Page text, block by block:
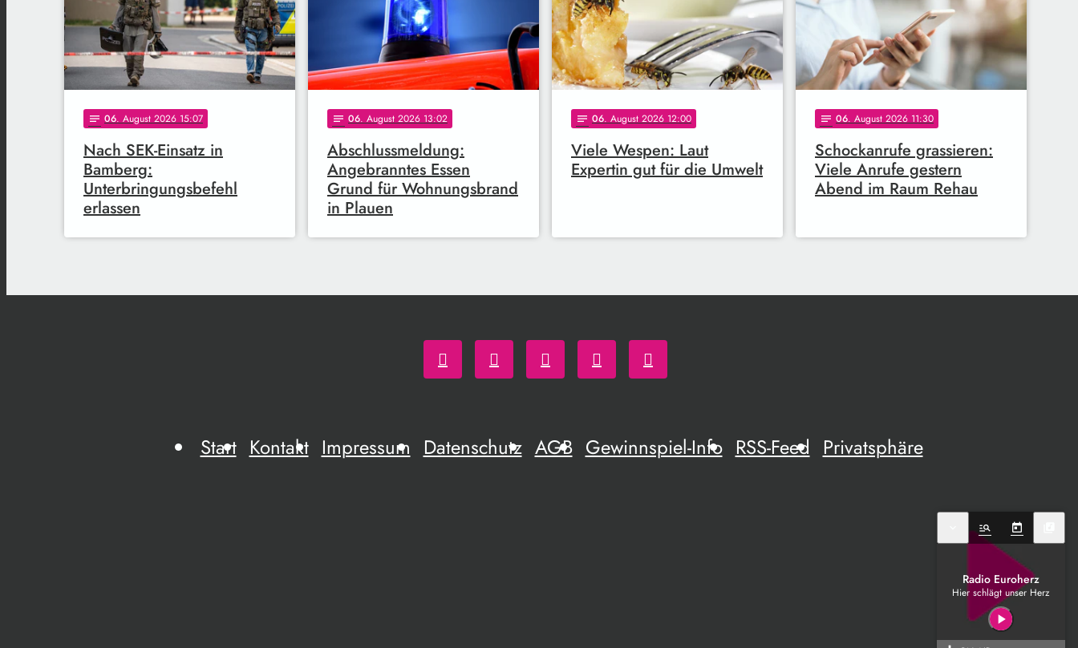
notes 06. August 2026 15:07
Nach SEK-Einsatz in
Bamberg:
Unterbringungsbefehl
erlassen
notes 06. August 2026 13:02
Abschlussmeldung:
Angebranntes Essen
Grund für Wohnungsbrand
in Plauen
notes 06. August 2026 12:00
Viele Wespen: Laut
Expertin gut für die Umwelt
notes 06. August 2026 11:30
Schockanrufe grassieren:
Viele Anrufe gestern
Abend im Raum Rehau
Start Kontakt Impressum Datenschutz AGB Gewinnspiel-Info RSS-Feed Privatsphäre
manage_search today
Radio Euroherz
Hier schlägt unser Herz
play_arrow